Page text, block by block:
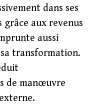
dans ses
aux revenus
aussi
transformation.
de manœuvre